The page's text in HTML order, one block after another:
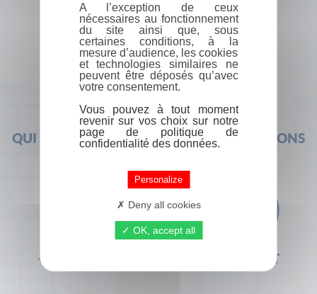
QUI SOMMES-NOUS ? FOIRE AUX QUESTIONS
+33 (0) 1 44 41 29 19 CONTACT
A l’exception de ceux
nécessaires au fonctionnement
du site ainsi que, sous
certaines conditions, à la
mesure d’audience, les cookies
et technologies similaires ne
peuvent être déposés qu’avec
votre consentement.
Vous pouvez à tout moment
revenir sur vos choix sur notre
page de politique de
confidentialité des données.
Personalize
Deny all cookies
OK, accept all